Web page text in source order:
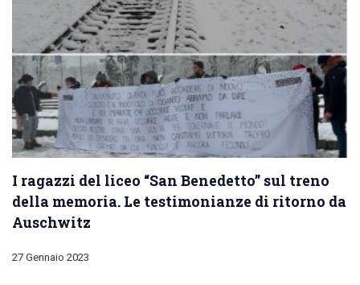
I ragazzi del liceo “San Benedetto” sul treno
della memoria. Le testimonianze di ritorno da
Auschwitz
27 Gennaio 2023